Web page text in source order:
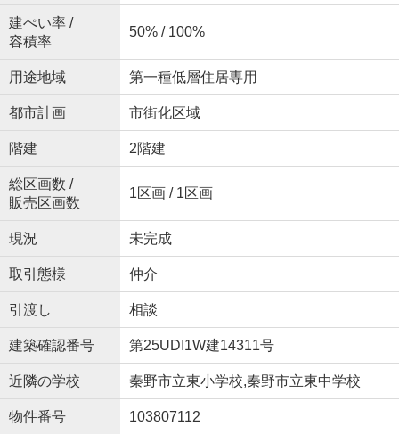
建ぺい率 /
容積率
50% / 100%
用途地域 第一種低層住居専用
都市計画 市街化区域
階建 2階建
総区画数 /
販売区画数
1区画 / 1区画
現況 未完成
取引態様 仲介
引渡し 相談
建築確認番号 第25UDI1W建14311号
近隣の学校 秦野市立東小学校,秦野市立東中学校
物件番号 103807112